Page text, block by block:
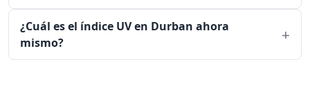
¿Cuál es el índice UV en Durban ahora
mismo?